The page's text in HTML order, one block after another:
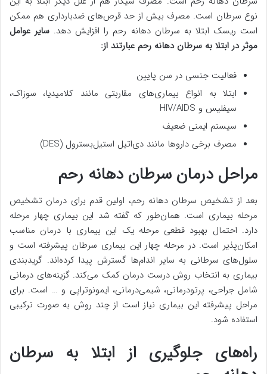
نوع سرطان است. مصرف بیش از حد قرص‌های ضدبارداری هم ممکن
است ریسک ابتلا به سرطان دهانه رحم را افزایش دهد. سایر عوامل
موثر در ابتلا به سرطان دهانه رحم عبارتند از:
فعالیت جنسی در سن پایین
ابتلا به انواع بیماری‌های مقاربتی مانند کلامیدیا، سوزاک،
سیفلیس و HIV/AIDS
سیستم ایمنی ضعیف
مصرف برخی داروها مانند دی‌اتیل استیل‌بسترول (DES)
مراحل درمان سرطان دهانه رحم
بعد از تشخیص سرطان دهانه رحم، اولین قدم برای درمان تشخیص
مرحله بیماری است. همان‌طور که گفته شد این بیماری چهار مرحله
دارد. احتمال بهبود قطعی مرحله یک این بیماری با درمان مناسب
امکان‌پذیر است. در مرحله چهار این بیماری سرطان پیشرفته است و
سلول‌های سرطانی به سایر اندام‌ها گسترش پیدا کرده‌اند. گریدبندی
بیماری به انتخاب روش درست درمان کمک می‌کند. گزینه‌های درمانی
شامل جراحی، پرتودرمانی، شیمی‌درمانی، ایمونوتراپی و … است. برای
مراحل پیشرفته این بیماری نیاز است از چند روش به صورت ترکیبی
استفاده شود.
راه‌های جلوگیری از ابتلا به سرطان